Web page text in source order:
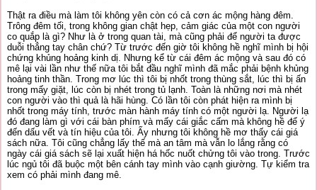
Thật ra điều mà làm tôi không yên còn có cả cơn ác mộng hàng đêm.
Trông đêm tối, trong không gian chật hẹp, cảm giác của một con người
co quắp là gì? Như là ở trong quan tài, mà cũng phải để người ta được
duỗi thẳng tay chân chứ? Từ trước đến giờ tôi không hề nghĩ mình bị hội
chứng khủng hoảng kinh dị. Nhưng kể từ cái đêm ác mộng và sau đó có
mê lại vài lần như thế nữa tôi bắt đầu nghĩ mình đã mắc phải bệnh khủng
hoảng tinh thần. Trong mơ lúc thì tôi bị nhốt trong thùng sắt, lúc thì bị ấn
trong mấy giặt, lúc còn bị nhét trong tủ lạnh. Toàn là những nơi mà nhét
con người vào thì quả là hãi hùng. Có lần tôi còn phát hiện ra mình bị
nhốt trong máy tính, trước màn hành máy tính có một người lạ. Người lạ
đó đang làm gì với cái bàn phím và mấy cái giắc cấm mà không hề để ý
đến dấu vết và tín hiệu của tôi. Ấy nhưng tôi không hề mơ thấy cái giá
sách nữa. Tôi cũng chẳng lấy thế mà an tâm mà vẫn lo lắng rằng có
ngày cái giá sách sẽ lại xuất hiện há hốc nuốt chửng tôi vào trong. Trước
lúc ngủ tôi đã buộc một bên cánh tay mình vào cạnh giường. Tự kiểm tra
xem có phải mình đang mê.